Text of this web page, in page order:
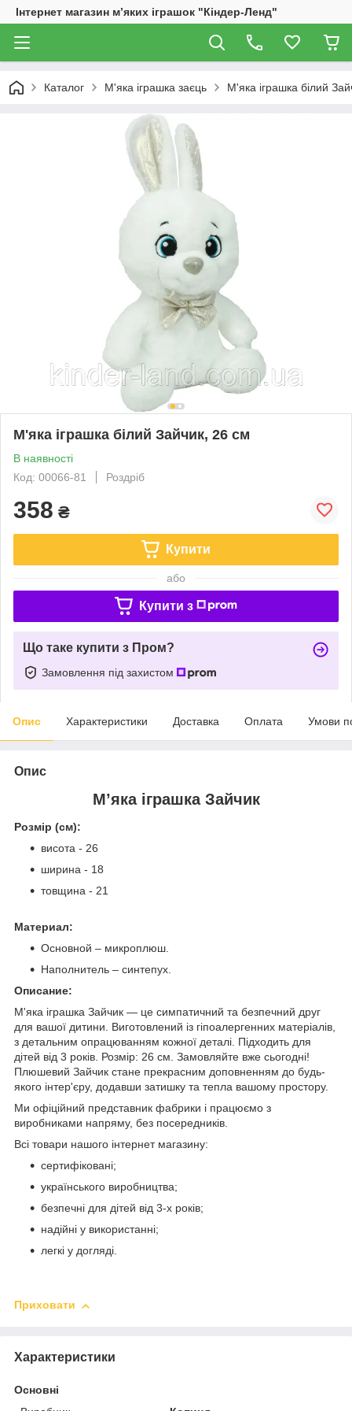
Інтернет магазин м’яких іграшок "Кіндер-Ленд"
Каталог М'яка іграшка заєць М'яка іграшка білий
М'яка іграшка білий Зайчик, 26 см
В наявності
Код: 00066-81
Роздріб
358 ₴
Купити
або
Купити з
Що таке купити з Пром?
Замовлення під захистом
Опис Характеристики Доставка Оплата Умови
Опис
М’яка іграшка Зайчик
Розмір (см):
висота - 26
ширина - 18
товщина - 21
Материал:
Основной – микроплюш.
Наполнитель – синтепух.
Описание:
М'яка іграшка Зайчик — це симпатичний та безпечний друг
для вашої дитини. Виготовлений із гіпоалергенних матеріалів,
з детальним опрацюванням кожної деталі. Підходить для
дітей від 3 років. Розмір: 26 см. Замовляйте вже сьогодні!
Плюшевий Зайчик стане прекрасним доповненням до будь-
якого інтер'єру, додавши затишку та тепла вашому простору.
Ми офіційний представник фабрики і працюємо з
виробниками напряму, без посередників.
Всі товари нашого інтернет магазину:
сертифіковані;
українського виробництва;
безпечні для дітей від 3-х років;
надійні у використанні;
легкі у догляді.
Приховати
Характеристики
Основні